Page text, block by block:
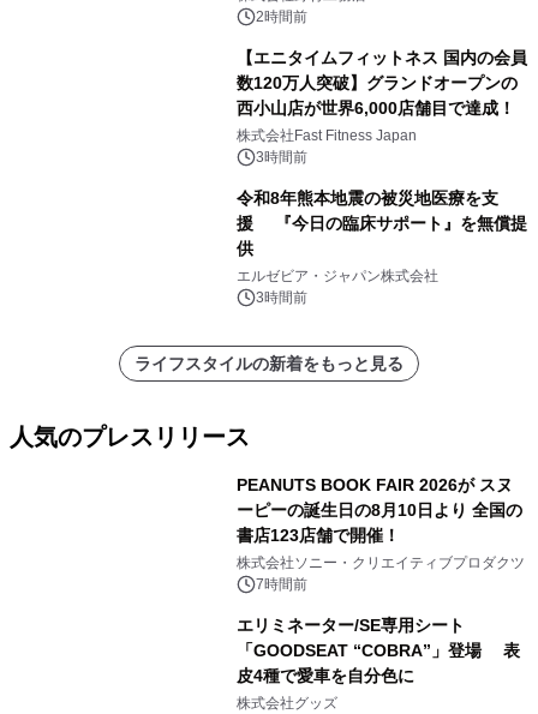
2時間前
【エニタイムフィットネス 国内の会員
数120万人突破】グランドオープンの
西小山店が世界6,000店舗目で達成！
株式会社Fast Fitness Japan
3時間前
令和8年熊本地震の被災地医療を支
援 『今日の臨床サポート』を無償提
供
エルゼビア・ジャパン株式会社
3時間前
ライフスタイルの新着をもっと見る
人気のプレスリリース
PEANUTS BOOK FAIR 2026が スヌ
ーピーの誕生日の8月10日より 全国の
書店123店舗で開催！
株式会社ソニー・クリエイティブプロダクツ
7時間前
エリミネーター/SE専用シート
「GOODSEAT “COBRA”」登場 表
皮4種で愛車を自分色に
株式会社グッズ